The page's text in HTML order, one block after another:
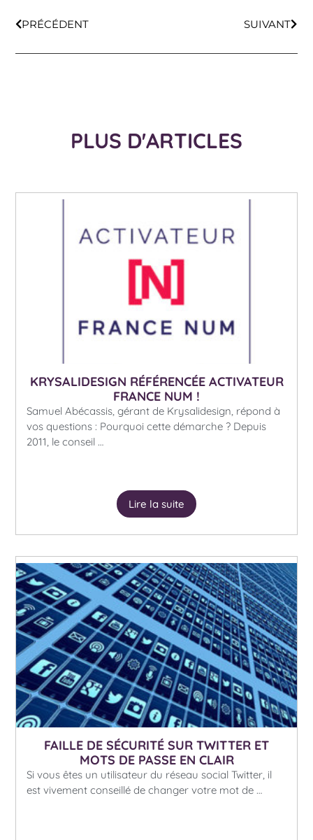
PRÉCÉDENT SUIVANT
PLUS D'ARTICLES
KRYSALIDESIGN RÉFÉRENCÉE ACTIVATEUR
FRANCE NUM !
Samuel Abécassis, gérant de Krysalidesign, répond à
vos questions : Pourquoi cette démarche ? Depuis
2011, le conseil …
Lire la suite
FAILLE DE SÉCURITÉ SUR TWITTER ET
MOTS DE PASSE EN CLAIR
Si vous êtes un utilisateur du réseau social Twitter, il
est vivement conseillé de changer votre mot de …